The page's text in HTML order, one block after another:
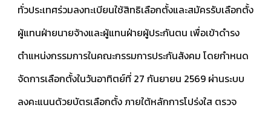
ทั่วประเทศร่วมลงทะเบียนใช้สิทธิเลือกตั้งและสมัครรับเลือกตั้ง
ผู้แทนฝ่ายนายจ้างและผู้แทนฝ่ายผู้ประกันตน เพื่อเข้าดำรง
ตำแหน่งกรรมการในคณะกรรมการประกันสังคม โดยกำหนด
จัดการเลือกตั้งในวันอาทิตย์ที่ 27 กันยายน 2569 ผ่านระบบ
ลงคะแนนด้วยบัตรเลือกตั้ง ภายใต้หลักการโปร่งใส ตรวจ